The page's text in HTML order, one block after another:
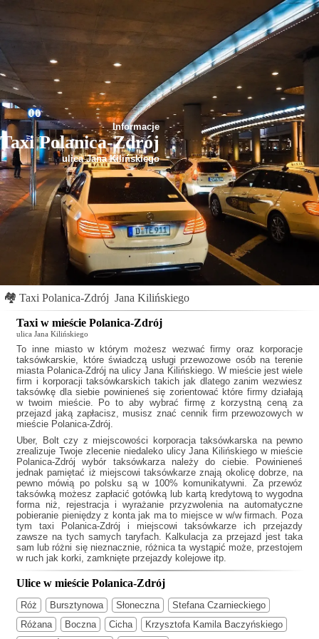
Informacje
Taxi Polanica-Zdrój
ulica Jana Kilińskiego
🏘 Taxi Polanica-Zdrój Jana Kilińskiego
Taxi w mieście Polanica-Zdrój
ulica Jana Kilińskiego
To inne miasto w którym możesz wezwać firmy oraz korporacje
taksówkarskie, które świadczą usługi przewozowe osób na terenie
miasta Polanica-Zdrój na ulicy Jana Kilińskiego. W mieście jest wiele
firm i korporacji taksówkarskich takich jak dlatego zanim wezwiesz
taksówkę dla siebie powinieneś się zorientować które firmy działają
w twoim mieście. Po to aby wybrać firmę z korzystną ceną za
przejazd jaką zapłacisz, musisz znać cennik firm przewozowych w
mieście Polanica-Zdrój.
Uber, Bolt czy z miejscowości korporacja taksówkarska na pewno
zrealizuje Twoje zlecenie niedaleko ulicy Jana Kilińskiego w mieście
Polanica-Zdrój wybór taksówkarza należy do ciebie. Powinieneś
jednak pamiętać iż miejscowi taksówkarze znają okolicę dobrze, na
pewno mówią po polsku są w 100% komunikatywni. Za przewóz
taksówką możesz zapłacić gotówką lub kartą kredytową to wygodna
forma niż, rejestracja i wyrażanie przyzwolenia na automatyczne
pobieranie pieniędzy z konta jak ma to miejsce w w/w firmach. Poza
tym taxi Polanica-Zdrój i miejscowi taksówkarze ich przejazdy
zawsze na tych samych taryfach. Kalkulacja za przejazd jest taka
sam lub różni się nieznacznie, różnica ta wystąpić może, przestojem
w ruch jak korki, zamknięte przejazdy kolejowe itp.
Ulice w mieście Polanica-Zdrój
Róż Bursztynowa Słoneczna
Stefana Czarnieckiego
Różana
Boczna Cicha
Krzysztofa Kamila Baczyńskiego